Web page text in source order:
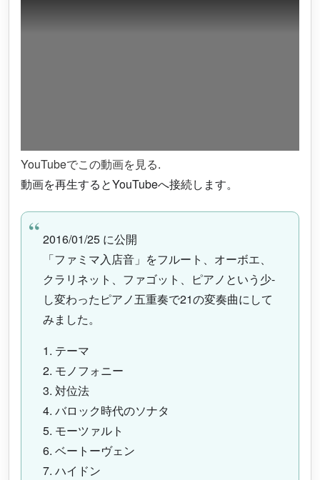
YouTubeでこの動画を見る.
動画を再生するとYouTubeへ接続します。
2016/01/25 に公開
「ファミマ入店音」をフルート、オーボエ、
クラリネット、ファゴット、ピアノという少­
し変わったピアノ五重奏で21の変奏曲にして
みました。
1. テーマ
2. モノフォニー
3. 対位法
4. バロック時代のソナタ
5. モーツァルト
6. ベートーヴェン
7. ハイドン